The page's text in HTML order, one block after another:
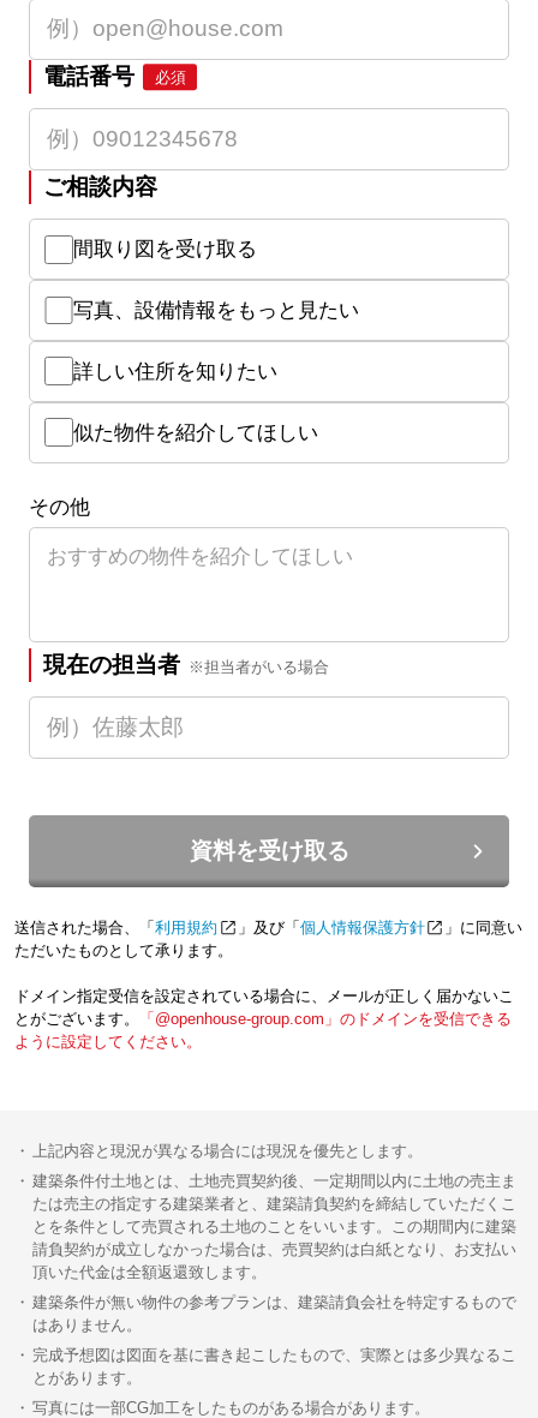
電話番号 必須
ご相談内容
間取り図を受け取る
写真、設備情報をもっと見たい
詳しい住所を知りたい
似た物件を紹介してほしい
その他
現在の担当者 ※担当者がいる場合
資料を受け取る
送信された場合、「 利用規約 」及び「 個人情報保護方針
」に同意い
ただいたものとして承ります。
ドメイン指定受信を設定されている場合に、メールが正しく届かないこ
とがございます。
「@openhouse-group.com」のドメインを受信できる
ように設定してください。
上記内容と現況が異なる場合には現況を優先とします。
建築条件付土地とは、土地売買契約後、一定期間以内に土地の売主ま
たは売主の指定する建築業者と、建築請負契約を締結していただくこ
とを条件として売買される土地のことをいいます。この期間内に建築
請負契約が成立しなかった場合は、売買契約は白紙となり、お支払い
頂いた代金は全額返還致します。
建築条件が無い物件の参考プランは、建築請負会社を特定するもので
はありません。
完成予想図は図面を基に書き起こしたもので、実際とは多少異なるこ
とがあります。
写真には一部CG加工をしたものがある場合があります。